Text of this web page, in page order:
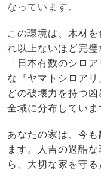
なっています。
この環境は、木材
れ以上ないほど完
「日本有数のシロ
な『ヤマトシロア
どの破壊力を持つ
全域に分布していま
あなたの家は、今
ます。人吉の過酷
ら、大切な家を守る